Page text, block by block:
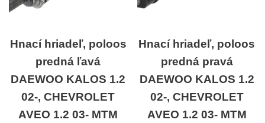
Hnací hriadeľ, poloos
predná ľavá
DAEWOO KALOS 1.2
02-, CHEVROLET
AVEO 1.2 03- MTM
Hnací hriadeľ, poloos
predná pravá
DAEWOO KALOS 1.2
02-, CHEVROLET
AVEO 1.2 03- MTM